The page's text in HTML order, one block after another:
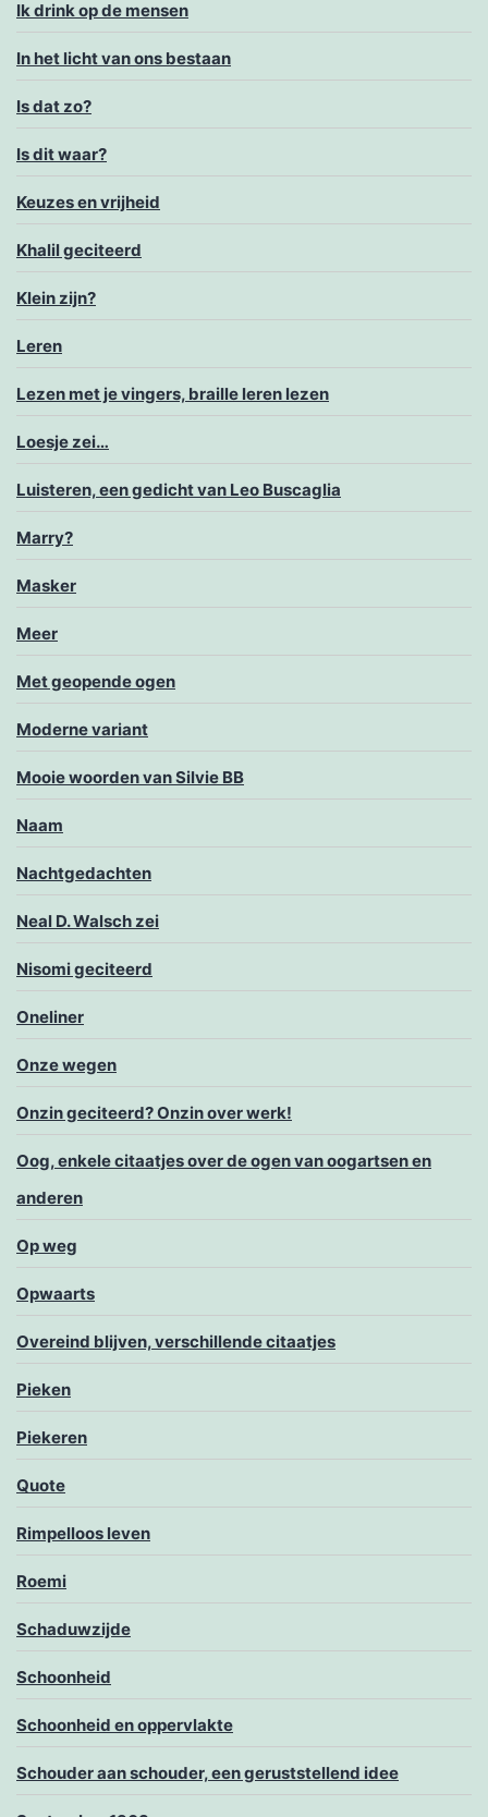
Ik drink op de mensen
In het licht van ons bestaan
Is dat zo?
Is dit waar?
Keuzes en vrijheid
Khalil geciteerd
Klein zijn?
Leren
Lezen met je vingers, braille leren lezen
Loesje zei…
Luisteren, een gedicht van Leo Buscaglia
Marry?
Masker
Meer
Met geopende ogen
Moderne variant
Mooie woorden van Silvie BB
Naam
Nachtgedachten
Neal D. Walsch zei
Nisomi geciteerd
Oneliner
Onze wegen
Onzin geciteerd? Onzin over werk!
Oog, enkele citaatjes over de ogen van oogartsen en
anderen
Op weg
Opwaarts
Overeind blijven, verschillende citaatjes
Pieken
Piekeren
Quote
Rimpelloos leven
Roemi
Schaduwzijde
Schoonheid
Schoonheid en oppervlakte
Schouder aan schouder, een geruststellend idee